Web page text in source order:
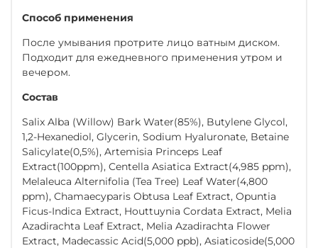
Способ применения
После умывания протрите лицо ватным диском.
Подходит для ежедневного применения утром и
вечером.
Состав
Salix Alba (Willow) Bark Water(85%), Butylene Glycol,
1,2-Hexanediol, Glycerin, Sodium Hyaluronate, Betaine
Salicylate(0,5%), Artemisia Princeps Leaf
Extract(100ppm), Centella Asiatica Extract(4,985 ppm),
Melaleuca Alternifolia (Tea Tree) Leaf Water(4,800
ppm), Chamaecyparis Obtusa Leaf Extract, Opuntia
Ficus-Indica Extract, Houttuynia Cordata Extract, Melia
Azadirachta Leaf Extract, Melia Azadirachta Flower
Extract, Madecassic Acid(5,000 ppb), Asiaticoside(5,000